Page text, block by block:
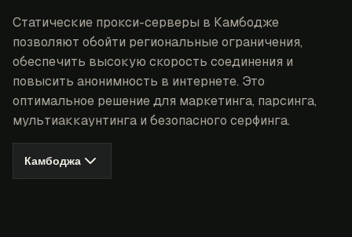
Статические прокси-серверы в Камбодже
позволяют обойти региональные ограничения,
обеспечить высокую скорость соединения и
повысить анонимность в интернете. Это
оптимальное решение для маркетинга, парсинга,
мультиаккаунтинга и безопасного серфинга.
Камбоджа